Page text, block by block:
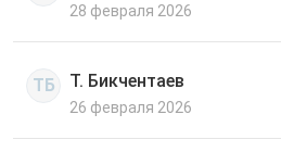
28 февраля 2026
ТБ Т. Бикчентаев
26 февраля 2026